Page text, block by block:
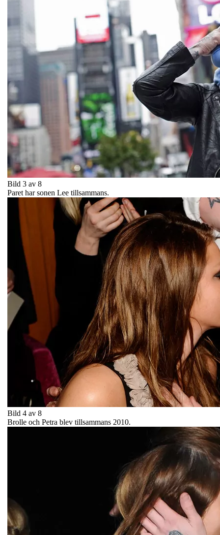
Bild 3 av 8
Paret har sonen Lee tillsammans.
Bild 4 av 8
Brolle och Petra blev tillsammans 2010.